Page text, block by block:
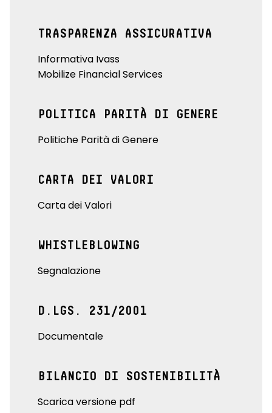
TRASPARENZA ASSICURATIVA
Informativa Ivass
Mobilize Financial Services
POLITICA PARITÀ DI GENERE
Politiche Parità di Genere
CARTA DEI VALORI
Carta dei Valori
WHISTLEBLOWING
Segnalazione
D.LGS. 231/2001
Documentale
BILANCIO DI SOSTENIBILITÀ
Scarica versione pdf